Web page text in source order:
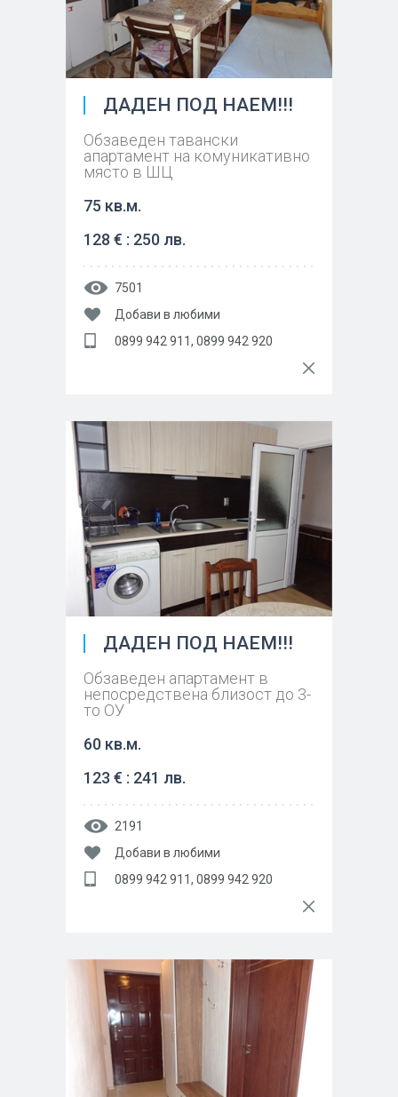
ДАДЕН ПОД НАЕМ!!!
Обзаведен тавански
апартамент на комуникативно
място в ШЦ
75 кв.м.
128 € : 250 лв.
7501
Добави в любими
0899 942 911, 0899 942 920
ДАДЕН ПОД НАЕМ!!!
Обзаведен апартамент в
непосредствена близост до 3-
то ОУ
60 кв.м.
123 € : 241 лв.
2191
Добави в любими
0899 942 911, 0899 942 920